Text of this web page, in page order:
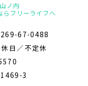
ノ内
らフリーライフへ
67-0488
日／不定休
3